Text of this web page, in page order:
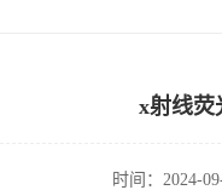
x射线荧
时间：2024-